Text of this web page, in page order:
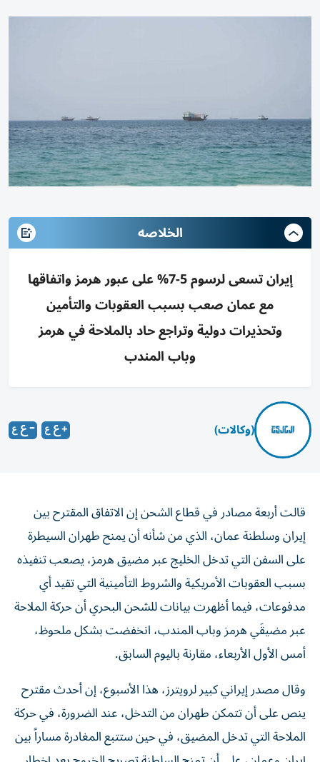
الخلاصه
إيران تسعى لرسوم 5-7% على عبور هرمز واتفاقها
مع عمان صعب بسبب العقوبات والتأمين
وتحذيرات دولية وتراجع حاد بالملاحة في هرمز
وباب المندب
(وكالات)
قالت أربعة مصادر في قطاع الشحن إن الاتفاق المقترح بين
إيران وسلطنة عمان، الذي من ‌شأنه أن يمنح طهران السيطرة
على السفن التي تدخل الخليج عبر ​مضيق هرمز، يصعب تنفيذه
بسبب العقوبات الأمريكية والشروط التأمينية ‌التي تقيد أي
مدفوعات، فيما أظهرت بيانات للشحن البحري أن حركة الملاحة
عبر مضيقَي هرمز وباب المندب، انخفضت بشكل ملحوظ، ​
أمس الأول الأربعاء، مقارنة باليوم السابق.
وقال مصدر إيراني كبير لرويترز، هذا الأسبوع، إن أحدث مقترح
ينص على أن تتمكن طهران من التدخل، عند الضرورة، في حركة
الملاحة التي تدخل المضيق، ​في حين ستتبع المغادرة مساراً بين
إيران وعمان، على ‌أن تمنح السلطنة تصريح الخروج بعد إخطار